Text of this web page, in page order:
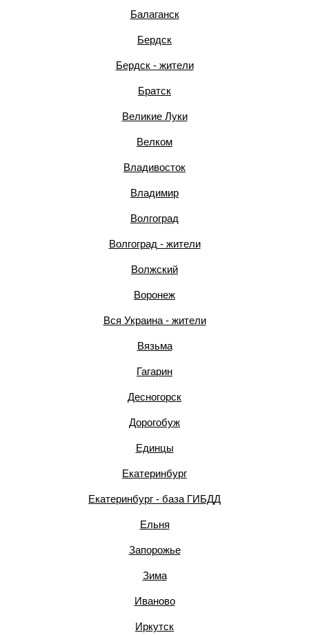
Балаганск
Бердск
Бердск - жители
Братск
Великие Луки
Велком
Владивосток
Владимир
Волгоград
Волгоград - жители
Волжский
Воронеж
Вся Украина - жители
Вязьма
Гагарин
Десногорск
Дорогобуж
Единцы
Екатеринбург
Екатеринбург - база ГИБДД
Ельня
Запорожье
Зима
Иваново
Иркутск